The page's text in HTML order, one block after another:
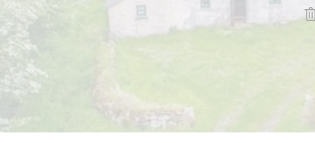
Anzeige aufgeben